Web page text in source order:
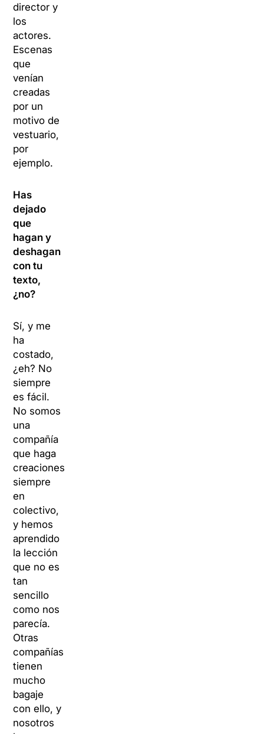
director y
los
actores.
Escenas
que
venían
creadas
por un
motivo de
vestuario,
por
ejemplo.
Has
dejado
que
hagan y
deshagan
con tu
texto,
¿no?
Sí, y me
ha
costado,
¿eh? No
siempre
es fácil.
No somos
una
compañía
que haga
creaciones
siempre
en
colectivo,
y hemos
aprendido
la lección
que no es
tan
sencillo
como nos
parecía.
Otras
compañías
tienen
mucho
bagaje
con ello, y
nosotros